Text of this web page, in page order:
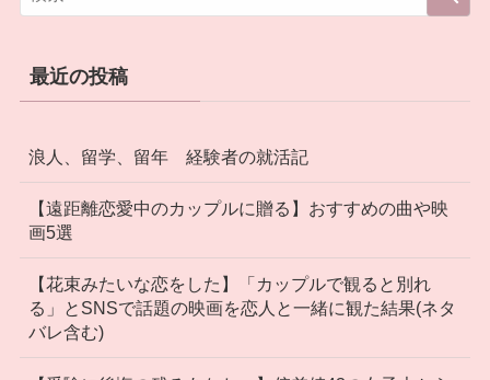
最近の投稿
浪人、留学、留年 経験者の就活記
【遠距離恋愛中のカップルに贈る】おすすめの曲や映
画5選
【花束みたいな恋をした】「カップルで観ると別れ
る」とSNSで話題の映画を恋人と一緒に観た結果(ネタ
バレ含む)